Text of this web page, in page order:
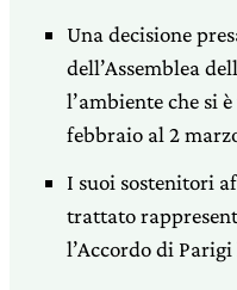
Una decisione
dell’Assemblea
l’ambiente che si
febbraio al 2
I suoi sostenitori
trattato
l’Accordo di